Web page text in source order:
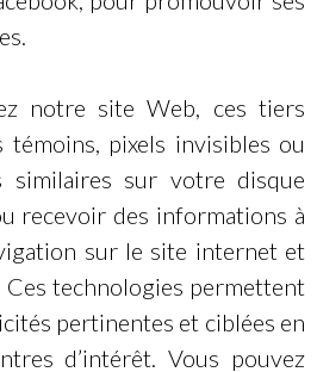
notre site Web, ces tiers
pixels invisibles ou
similaires sur votre disque
recevoir des informations à
sur le site internet et
technologies permettent
pertinentes et ciblées en
d’intérêt. Vous pouvez